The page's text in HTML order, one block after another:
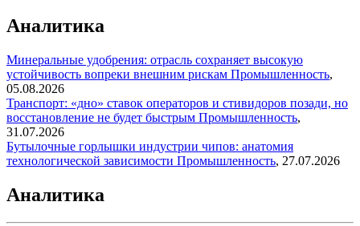
Аналитика
Минеральные удобрения: отрасль сохраняет высокую
устойчивость вопреки внешним рискам Промышленность,
05.08.2026
Транспорт: «дно» ставок операторов и стивидоров позади, но
восстановление не будет быстрым Промышленность,
31.07.2026
Бутылочные горлышки индустрии чипов: анатомия
технологической зависимости Промышленность, 27.07.2026
Аналитика